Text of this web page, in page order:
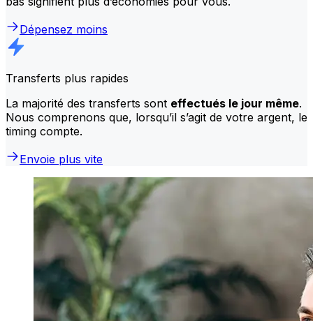
Dépensez moins
Transferts plus rapides
La majorité des transferts sont effectués le jour même.
Nous comprenons que, lorsqu’il s’agit de votre argent, le
timing compte.
Envoie plus vite